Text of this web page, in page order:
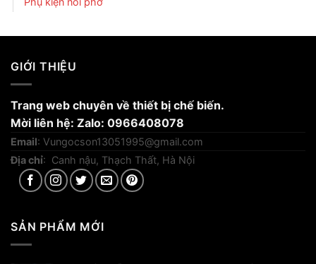
GIỚI THIỆU
Trang web chuyên về thiết bị chế biến.
Mời liên hệ: Zalo: 0966408078
Email: Vungocson13051995@gmail.com
Địa chỉ: Canh nậu, Thạch Thất, Hà Nội
SẢN PHẨM MỚI